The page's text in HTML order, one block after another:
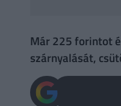
Már 225 forintot
szárnyalását,